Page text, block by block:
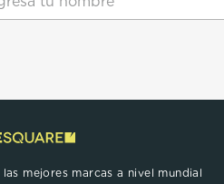
mejores marcas a nivel mundial